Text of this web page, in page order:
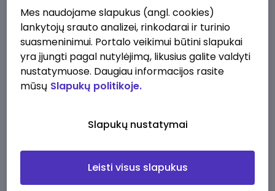
Kokios srities darbo pasiūlymai jus domina?
Pridėti naują
Mes naudojame slapukus (angl. cookies)
lankytojų srauto analizei, rinkodarai ir turinio
suasmeninimui. Portalo veikimui būtini slapukai
yra įjungti pagal nutylėjimą, likusius galite valdyti
nustatymuose. Daugiau informacijos rasite
mūsų Slapukų politikoje.
Slapukų nustatymai
Leisti visus slapukus